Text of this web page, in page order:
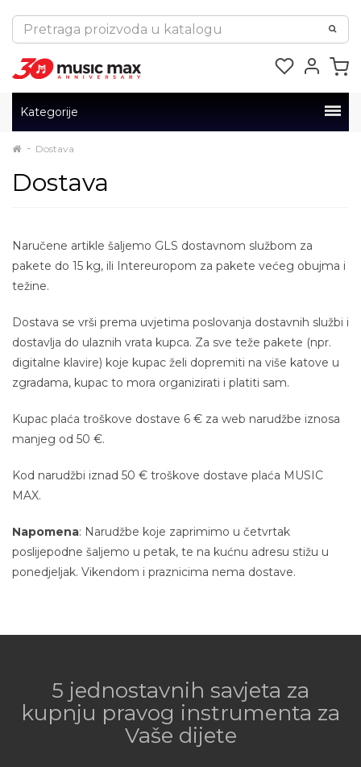
Kategorije
Dostava
Dostava
Naručene artikle šaljemo GLS dostavnom službom za
pakete do 15 kg, ili Intereuropom za pakete većeg obujma i
težine.
Dostava se vrši prema uvjetima poslovanja dostavnih službi i
dostavlja do ulaznih vrata kupca. Za sve teže pakete (npr.
digitalne klavire) koje kupac želi dopremiti na više katove u
zgradama, kupac to mora organizirati i platiti sam.
Kupac plaća troškove dostave 6 € za web narudžbe iznosa
manjeg od 50 €.
Kod narudžbi iznad 50 € troškove dostave plaća MUSIC
MAX.
Napomena: Narudžbe koje zaprimimo u četvrtak
poslijepodne šaljemo u petak, te na kućnu adresu stižu u
ponedjeljak. Vikendom i praznicima nema dostave.
5 jednostavnih savjeta za
kupnju pravog instrumenta za
Vaše dijete